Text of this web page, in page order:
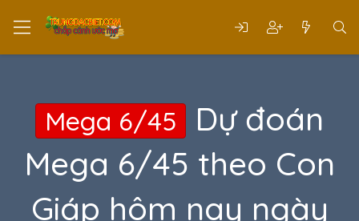
Mega 6/45
Dự đoán
Mega 6/45 theo Con
Giáp hôm nay ngày